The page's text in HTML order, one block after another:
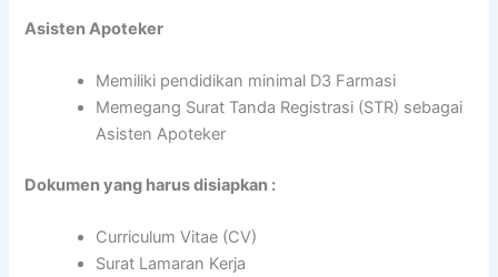
Asisten Apoteker
Memiliki pendidikan minimal D3 Farmasi
Memegang Surat Tanda Registrasi (STR) sebagai
Asisten Apoteker
Dokumen yang harus disiapkan :
Curriculum Vitae (CV)
Surat Lamaran Kerja